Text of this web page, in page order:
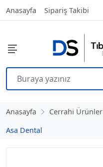
Anasayfa Sipariş Takibi
Anasayfa Cerrahi Ürünler
Asa Dental